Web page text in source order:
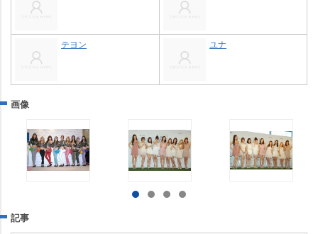
テヨン ユナ
画像
記事